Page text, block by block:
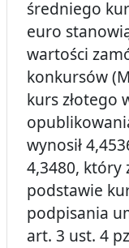
średniego
euro
wartości
konkursów
kurs złotego
wynosił
4,3480, który
podstawie
podpisania
art. 3 ust. 4